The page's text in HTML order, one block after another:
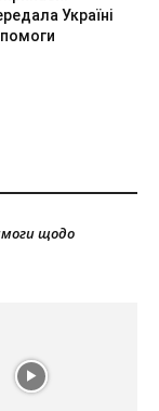
Україні
щодо